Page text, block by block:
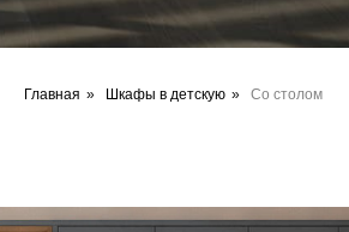
Главная » Шкафы в детскую » Со столом